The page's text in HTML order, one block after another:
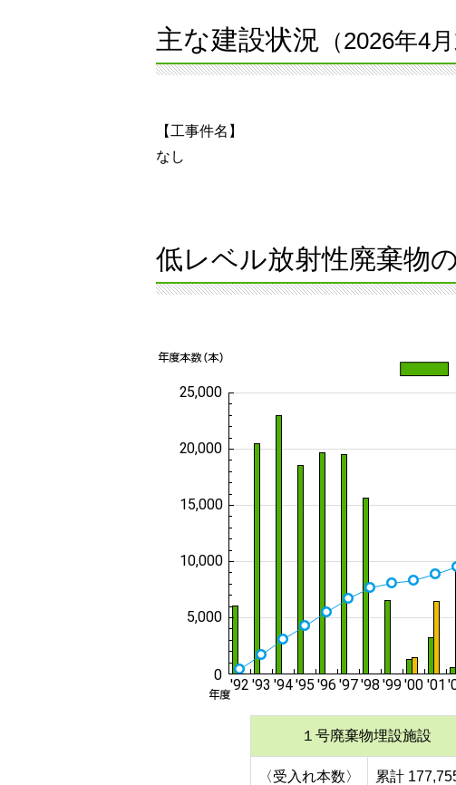
主な建設状況 （2026年4
【工事件名】
なし
低レベル放射性廃棄物
１号廃棄物埋設施設
〈受入れ本数〉 累計